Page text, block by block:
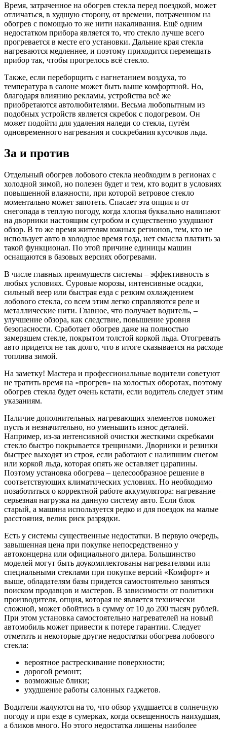
Время, затраченное на обогрев стекла перед поездкой, может
отличаться, в худшую сторону, от времени, потраченном на
обогрев с помощью то же нити накаливания. Ещё одним
недостатком прибора является то, что стекло лучше всего
прогревается в месте его установки. Дальние края стекла
нагреваются медленнее, и поэтому приходится перемещать
прибор так, чтобы прогрелось всё стекло.
Также, если переборщить с нагнетанием воздуха, то
температура в салоне может быть выше комфортной. Но,
благодаря влиянию рекламы, устройства всё же
приобретаются автолюбителями. Весьма любопытным из
подобных устройств является скребок с подогревом. Он
может подойти для удаления наледи со стекла, путём
одновременного нагревания и соскребания кусочков льда.
За и против
Отдельный обогрев лобового стекла необходим в регионах с
холодной зимой, но полезен будет и тем, кто водит в условиях
повышенной влажности, при которой ветровое стекло
моментально может запотеть. Спасает эта опция и от
снегопада в теплую погоду, когда хлопья буквально налипают
на дворники настоящим сугробом и существенно ухудшают
обзор. В то же время жителям южных регионов, тем, кто не
использует авто в холодное время года, нет смысла платить за
такой функционал. По этой причине единицы машин
оснащаются в базовых версиях обогревами.
В числе главных преимуществ системы – эффективность в
любых условиях. Суровые морозы, интенсивные осадки,
сильный веер или быстрая езда с резким охлаждением
лобового стекла, со всем этим легко справляются реле и
металлические нити. Главное, что получает водитель, –
улучшение обзора, как следствие, повышение уровня
безопасности. Сработает обогрев даже на полностью
замерзшем стекле, покрытом толстой коркой льда. Отогревать
авто придется не так долго, что в итоге сказывается на расходе
топлива зимой.
На заметку! Мастера и профессиональные водители советуют
не тратить время на «прогрев» на холостых оборотах, поэтому
обогрев стекла будет очень кстати, если водитель следует этим
указаниям.
Наличие дополнительных нагревающих элементов поможет
пусть и незначительно, но уменьшить износ деталей.
Например, из-за интенсивной очистки жесткими скребками
стекло быстро покрывается трещинами. Дворники и резинки
быстрее выходят из строя, если работают с налипшим снегом
или коркой льда, которая опять же оставляет царапины.
Поэтому установка обогрева – целесообразное решение в
соответствующих климатических условиях. Но необходимо
позаботиться о корректной работе аккумулятора: нагревание –
серьезная нагрузка на данную систему авто. Если блок
старый, а машина используется редко и для поездок на малые
расстояния, велик риск разрядки.
Есть у системы существенные недостатки. В первую очередь,
завышенная цена при покупке непосредственно у
автоконцерна или официального дилера. Большинство
моделей могут быть доукомплектованы нагревателями или
специальными стеклами при покупке версий «Комфорт» и
выше, обладателям базы придется самостоятельно заняться
поиском продавцов и мастеров. В зависимости от политики
производителя, опция, которая не является технически
сложной, может обойтись в сумму от 10 до 200 тысяч рублей.
При этом установка самостоятельно нагревателей на новый
автомобиль может привести к потере гарантии. Следует
отметить и некоторые другие недостатки обогрева лобового
стекла:
вероятное растрескивание поверхности;
дорогой ремонт;
возможные блики;
ухудшение работы салонных гаджетов.
Водители жалуются на то, что обзор ухудшается в солнечную
погоду и при езде в сумерках, когда освещенность наихудшая,
а бликов много. Но этого недостатка лишены наиболее